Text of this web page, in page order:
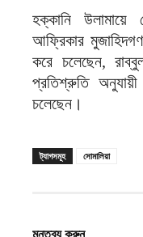
হক্কানি উলামায়ে
আফ্রিকার
করে চলেছেন,
প্রতিশ্রুতি অনুযায়ী
চলেছেন।
ট্যাগসমূহ সোমালিয়া